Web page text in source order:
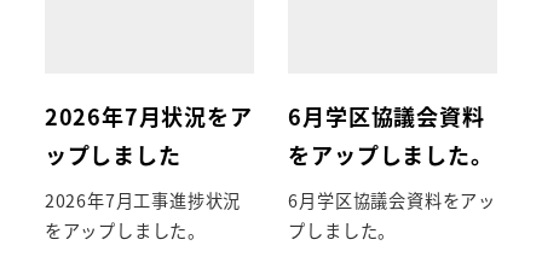
2026年7月状況をア
ップしました
2026年7月工事進捗状況
をアップしました。
6月学区協議会資料
をアップしました。
6月学区協議会資料をアッ
プしました。